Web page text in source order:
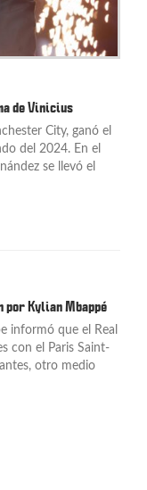
de Vinicius
City, ganó el
del 2024. En el
se llevó el
por Kylian Mbappé
informó que el Real
con el Paris Saint-
otro medio